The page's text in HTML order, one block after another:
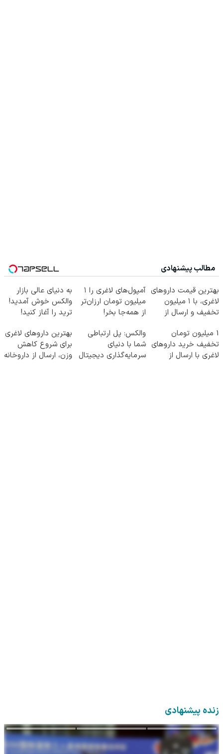
مطالب پیشنهادی
بهترین قیمت داروهای
لاغری، با ۱ میلیون
تخفیف و ارسال از
آمپول‌های لاغری را ۱
میلیون تومان ارزان‌تر
از همه‌جا بخر!
به دنیای عالی بازار
والکس خوش آمدید!
ترید را آغاز کنید!
1 میلیون تومان
تخفیف خرید داروهای
لاغری با ارسال از
والکس: پل ارتباطی
شما با دنیای
سرمایه‌گذاری دیجیتال
بهترین داروهای لاغری
برای شروع کاهش
وزن، ارسال از داروخانه
زنده پیشنهادی